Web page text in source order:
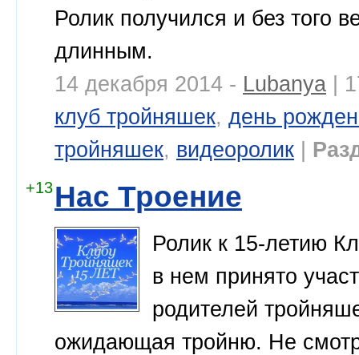
Ролик получился и без того
длинным.
14 декабря 2014 - Lubanya |
клуб тройняшек, день
тройняшек, видеоролик |
+13Нас Троение
Ролик к 15-летию
в нем принято
родителей
ожидающая тройню. Не